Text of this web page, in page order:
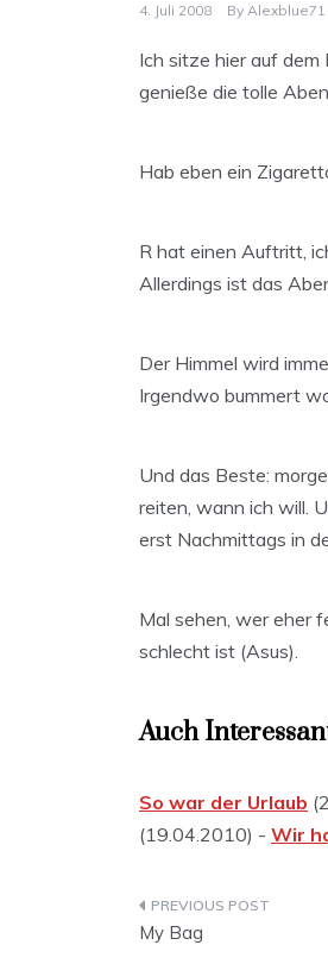
4. Juli 2008 By Alexblue71
Ich sitze hier auf dem
genieße die tolle
Hab eben ein
R hat einen Auftritt,
Allerdings ist das
Der Himmel wird
Irgendwo bummert
Und das Beste:
reiten, wann ich will.
erst Nachmittags in
Mal sehen, wer eher
schlecht ist (Asus).
Auch
So war der Urlaub
(19.04.2010) - Wir
My Bag